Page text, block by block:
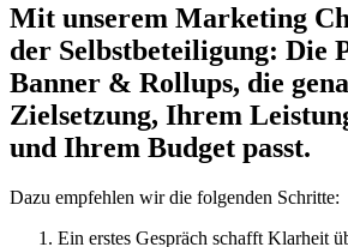
Mit unserem Marketing
der Selbstbeteiligung: Die
Banner & Rollups, die
Zielsetzung, Ihrem
und Ihrem Budget passt.
Dazu empfehlen wir die folgenden Schritte:
Ein erstes Gespräch schafft Klarheit